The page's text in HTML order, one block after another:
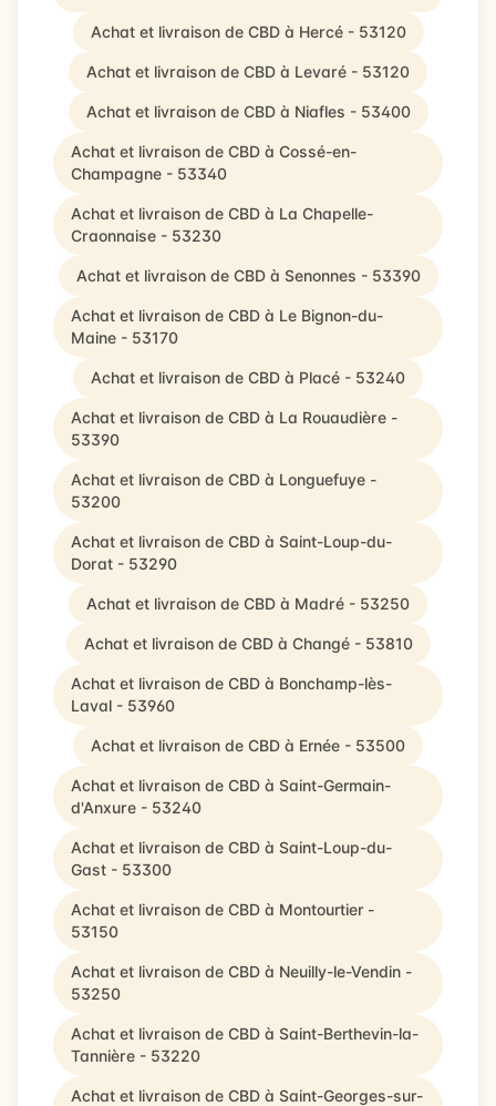
Achat et livraison de CBD à Hercé - 53120
Achat et livraison de CBD à Levaré - 53120
Achat et livraison de CBD à Niafles - 53400
Achat et livraison de CBD à Cossé-en-
Champagne - 53340
Achat et livraison de CBD à La Chapelle-
Craonnaise - 53230
Achat et livraison de CBD à Senonnes - 53390
Achat et livraison de CBD à Le Bignon-du-
Maine - 53170
Achat et livraison de CBD à Placé - 53240
Achat et livraison de CBD à La Rouaudière -
53390
Achat et livraison de CBD à Longuefuye -
53200
Achat et livraison de CBD à Saint-Loup-du-
Dorat - 53290
Achat et livraison de CBD à Madré - 53250
Achat et livraison de CBD à Changé - 53810
Achat et livraison de CBD à Bonchamp-lès-
Laval - 53960
Achat et livraison de CBD à Ernée - 53500
Achat et livraison de CBD à Saint-Germain-
d'Anxure - 53240
Achat et livraison de CBD à Saint-Loup-du-
Gast - 53300
Achat et livraison de CBD à Montourtier -
53150
Achat et livraison de CBD à Neuilly-le-Vendin -
53250
Achat et livraison de CBD à Saint-Berthevin-la-
Tannière - 53220
Achat et livraison de CBD à Saint-Georges-sur-